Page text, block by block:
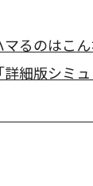
マるのはこ
細版シミュ